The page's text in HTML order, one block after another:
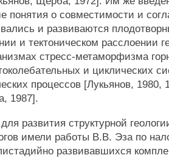
понятия о совместимости и
и развиваются
и тектоническом расслоении
стресс-метаморфизма
и циклических
процессов [Лукьянов, 1980,
1987].
развития структурной
имели работы В.В. Эза по
развивавшихся